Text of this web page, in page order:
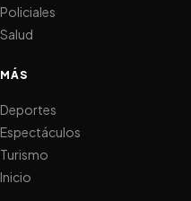
Policiales
Salud
MÁS
Deportes
Espectáculos
Turismo
Inicio